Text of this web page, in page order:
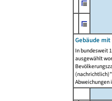
Gebäude
In bundesweit
ausgewählt
Abweichungen